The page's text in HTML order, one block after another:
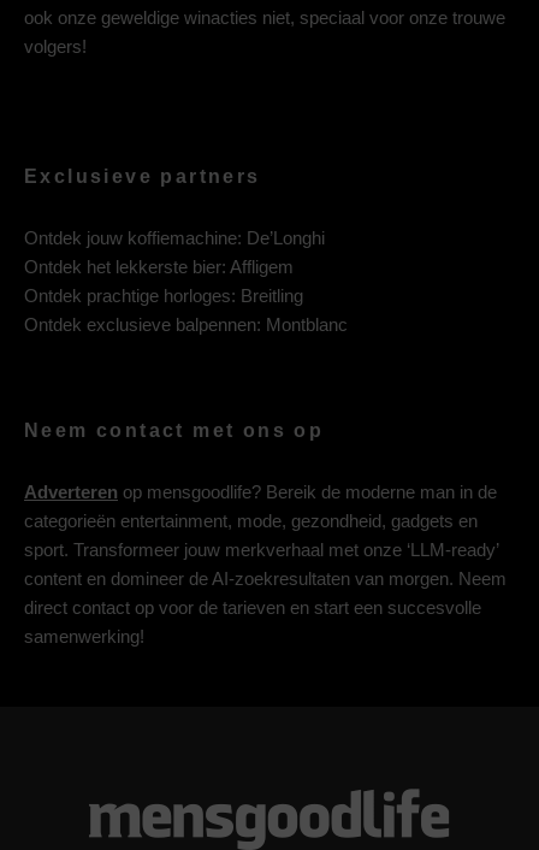
ook onze geweldige winacties niet, speciaal voor onze trouwe
volgers!
Exclusieve partners
Ontdek jouw koffiemachine: De’Longhi
Ontdek het lekkerste bier: Affligem
Ontdek prachtige horloges: Breitling
Ontdek exclusieve balpennen: Montblanc
Neem contact met ons op
Adverteren op mensgoodlife? Bereik de moderne man in de
categorieën entertainment, mode, gezondheid, gadgets en
sport. Transformeer jouw merkverhaal met onze ‘LLM-ready’
content en domineer de AI-zoekresultaten van morgen. Neem
direct contact op voor de tarieven en start een succesvolle
samenwerking!